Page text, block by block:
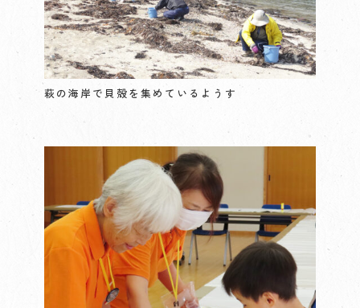
萩の海岸で貝殻を集めているようす